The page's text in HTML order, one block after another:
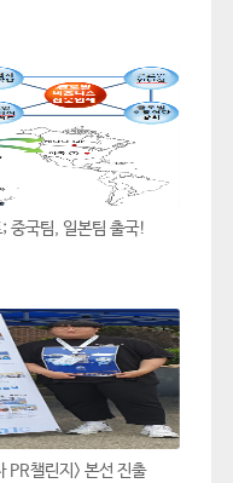
중국팀, 일본팀 출국!
PR챌린지> 본선 진출